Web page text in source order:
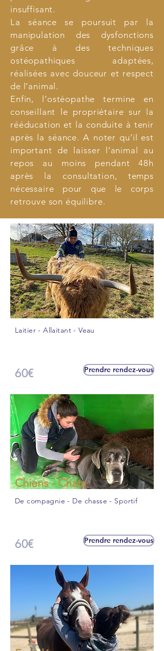
insuffisant.
La séance se poursuit par la
manipulation des dysfonctions
grâce à des techniques
ostéopathiques adaptées,
réalisées avec douceur et respect
de l’animal.
Enfin, l’ostéopathe termine en
conseillant le propriétaire sur la
rééducation et la conduite à tenir
après la séance. A noter qu’il est
important de laisser l’animal au
repos au moins pendant 48h
après la consultation, temps
nécessaire pour que le corps
retrouve son équilibre.
Laitier - Allaitant - Veau
Prendre rendez-vous
Bovins
60€
De compagnie - De chasse - Sportif
Prendre rendez-vous
Chiens - Chats
60€